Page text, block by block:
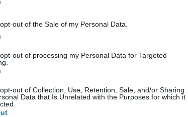
out of the Sale of my Personal Data.
out of processing my Personal Data for Targeted
out of Collection, Use, Retention, Sale, and/or Sharing
Data that Is Unrelated with the Purposes for which it